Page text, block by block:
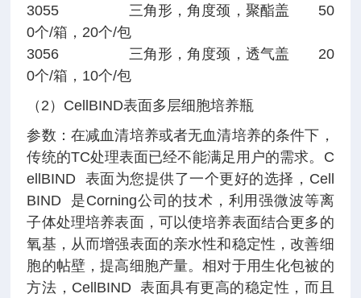
3055 三角形，角度颈，聚酯盖 50
0个/箱，20个/包
3056 三角形，角度颈，透气盖 20
0个/箱，10个/包
（2）CellBIND表面多层细胞培养瓶
参数：在减血清培养或者无血清培养的条件下，
传统的TC处理表面已经不能满足用户的需求。C
ellBIND 表面为您提供了一个更好的选择，Cell
BIND 是Corning公司的技术，利用强微波等离
子体处理培养表面，可以使培养表面结合更多的
氧基，从而增强表面的亲水性和稳定性，改善细
胞的帖壁，提高细胞产量。相对于用生化包被的
方法，CellBIND 表面具有更高的稳定性，而且